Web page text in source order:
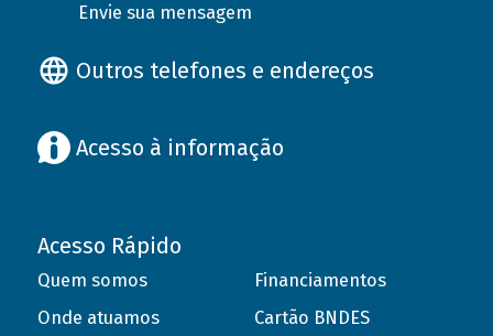
Envie sua mensagem
Outros telefones e endereços
Acesso à informação
Acesso Rápido
Quem somos
Onde atuamos
Financiamentos
Cartão BNDES